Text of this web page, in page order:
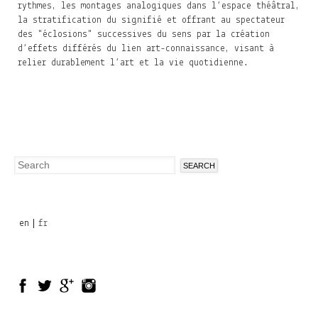
rythmes, les montages analogiques dans l’espace théâtral,
la stratification du signifié et offrant au spectateur
des "éclosions" successives du sens par la création
d’effets différés du lien art-connaissance, visant à
relier durablement l’art et la vie quotidienne.
Search
en fr